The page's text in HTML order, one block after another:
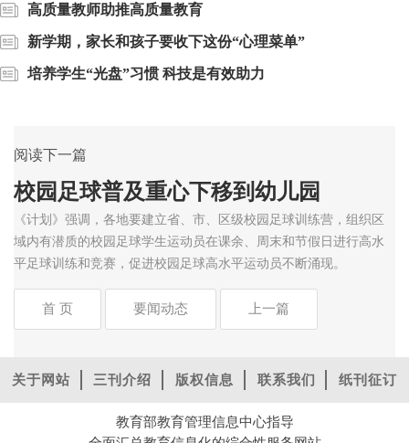
高质量教师助推高质量教育
新学期，家长和孩子要收下这份“心理菜单”
培养学生“光盘”习惯 科技是有效助力
阅读下一篇
校园足球普及重心下移到幼儿园
《计划》强调，各地要建立省、市、区级校园足球训练营，组织区
域内有潜质的校园足球学生运动员在课余、周末和节假日进行高水
平足球训练和竞赛，促进校园足球高水平运动员不断涌现。
首 页 要闻动态 上一篇
关于网站 三刊介绍 版权信息 联系我们 纸刊征订
教育部教育管理信息中心指导